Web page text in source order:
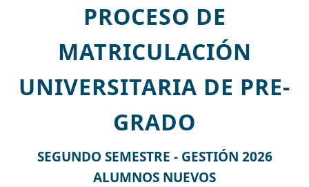
PROCESO DE
MATRICULACIÓN
UNIVERSITARIA DE PRE-
GRADO
SEGUNDO SEMESTRE - GESTIÓN 2026
ALUMNOS NUEVOS